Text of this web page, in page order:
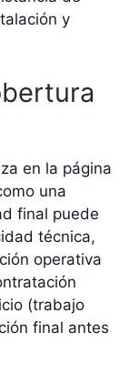
y
en la página
una
final puede
técnica,
operativa
(trabajo
final antes